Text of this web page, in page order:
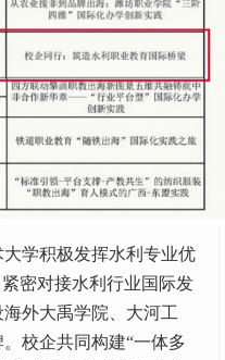
学积极发挥水利专业优
密对接水利行业国际发
外大禹学院、大河工
校企共同构建“一体多